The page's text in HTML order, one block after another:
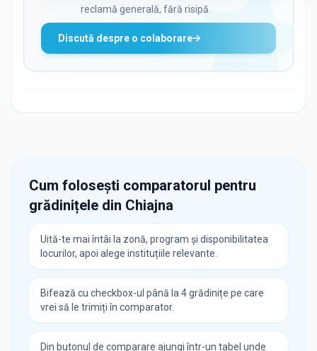
reclamă generală, fără risipă.
Discută despre o colaborare
Cum folosești comparatorul pentru
grădinițele din Chiajna
Uită-te mai întâi la zonă, program și disponibilitatea
locurilor, apoi alege instituțiile relevante.
Bifează cu checkbox-ul până la 4 grădinițe pe care
vrei să le trimiți în comparator.
Din butonul de comparare ajungi într-un tabel unde